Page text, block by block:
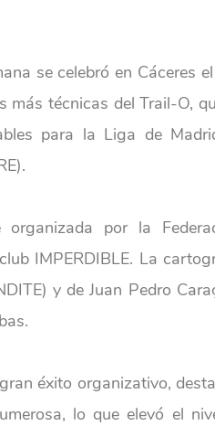
se celebró en Cáceres
más técnicas del Trail-O,
para la Liga de
por la
IMPERDIBLE. La
y de Juan Pedro
éxito organizativo,
lo que elevó el